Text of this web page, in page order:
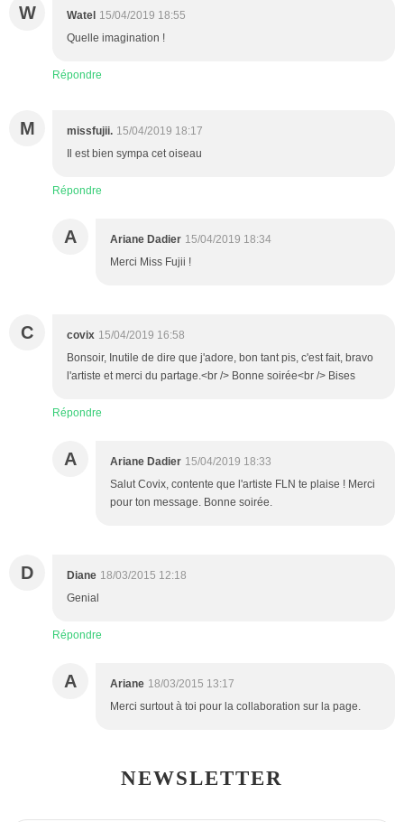
W Watel 15/04/2019 18:55
Quelle imagination !
Répondre
M missfujii. 15/04/2019 18:17
Il est bien sympa cet oiseau
Répondre
A Ariane Dadier 15/04/2019 18:34
Merci Miss Fujii !
C covix 15/04/2019 16:58
Bonsoir, Inutile de dire que j'adore, bon tant pis, c'est fait, bravo
l'artiste et merci du partage.<br /> Bonne soirée<br /> Bises
Répondre
A Ariane Dadier 15/04/2019 18:33
Salut Covix, contente que l'artiste FLN te plaise ! Merci
pour ton message. Bonne soirée.
D Diane 18/03/2015 12:18
Genial
Répondre
A Ariane 18/03/2015 13:17
Merci surtout à toi pour la collaboration sur la page.
NEWSLETTER